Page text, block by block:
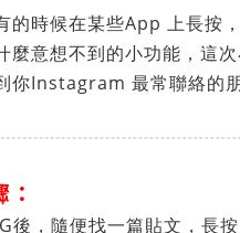
的時候在某些App 上長按
麼意想不到的小功能，這
你Instagram 最常聯絡的
後，隨便找一篇貼文，長